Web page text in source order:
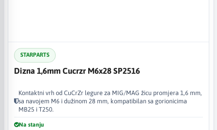
STARPARTS
Dizna 1,6mm Cucrzr M6x28 SP2516
Kontaktni vrh od CuCrZr legure za MIG/MAG žicu promjera 1,6 mm,
sa navojem M6 i dužinom 28 mm, kompatibilan sa gorionicima
MB25 i T250.
Na stanju